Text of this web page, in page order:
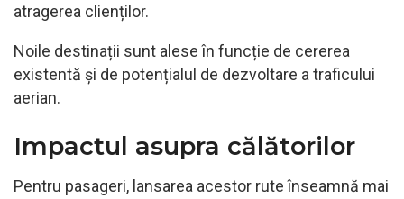
atragerea clienților.
Noile destinații sunt alese în funcție de cererea
existentă și de potențialul de dezvoltare a traficului
aerian.
Impactul asupra călătorilor
Pentru pasageri, lansarea acestor rute înseamnă mai